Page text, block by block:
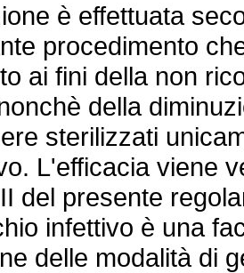
è effettuata
procedimento
ai fini della non
della
sterilizzati
L'efficacia viene
del presente
infettivo è una
delle modalità di